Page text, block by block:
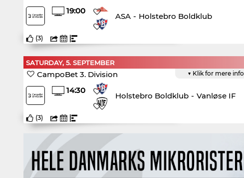
19:00
ASA - Holstebro Boldklub
(3)
SATURDAY, 5. SEPTEMBER
▼ Klik for mere info
CampoBet 3. Division
14:30
Holstebro Boldklub - Vanløse IF
(3)